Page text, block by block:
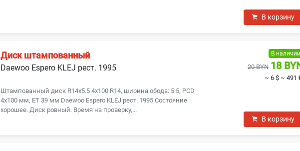
В корзину
Диск штампованный
Daewoo Espero KLEJ рест. 1995
Штампованный диск R14x5.5 4x100 R14, ширина обода: 5.5, PCD
4x100 мм, ET 39 мм Daewoo Espero KLEJ рест. 1995 Состояние
хорошее. Диск ровный. Время на проверку,...
В наличии
20 BYN 18
~ 6 $ ~ 491
В корзину